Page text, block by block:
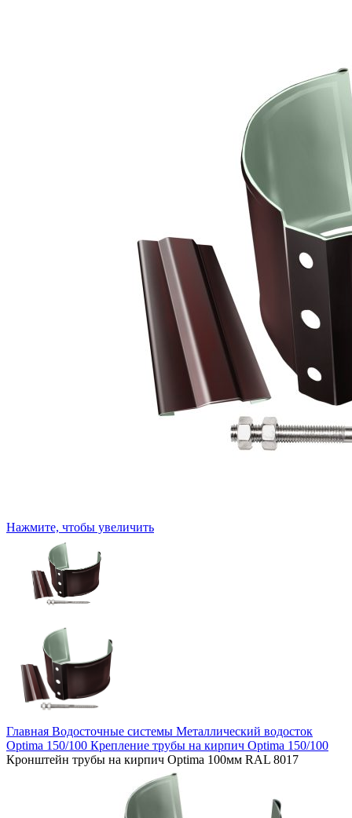
Нажмите, чтобы увеличить
Главная Водосточные системы Металлический водосток
Optima 150/100 Крепление трубы на кирпич Optima 150/100
Кронштейн трубы на кирпич Optima 100мм RAL 8017